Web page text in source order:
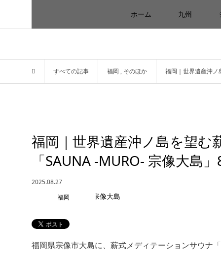
ホーム 九州
すべての記事 福岡 , そのほか 福岡｜世界遺産沖ノ
福岡｜世界遺産沖ノ島を望
「SAUNA -MURO- 宗像大島
2025.08.27
福岡
福岡県宗像市大島に、薪式メディテーションサウナ